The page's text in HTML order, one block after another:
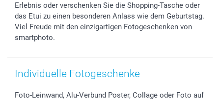
Erlebnis oder verschenken Sie die Shopping-Tasche oder
das Etui zu einen besonderen Anlass wie dem Geburtstag.
Viel Freude mit den einzigartigen Fotogeschenken von
smartphoto.
Individuelle Fotogeschenke
Foto-Leinwand, Alu-Verbund Poster, Collage oder Foto auf